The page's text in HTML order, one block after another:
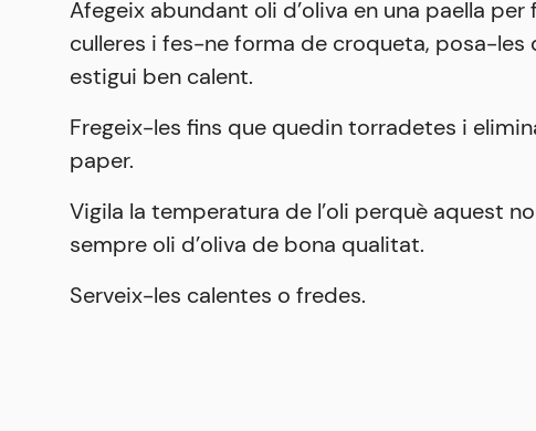
Afegeix abundant oli d’oliva en una paella per
culleres i fes-ne forma de croqueta, posa-les
estigui ben calent.
Fregeix-les fins que quedin torradetes i
paper.
Vigila la temperatura de l’oli perquè aquest
sempre oli d’oliva de bona qualitat.
Serveix-les calentes o fredes.